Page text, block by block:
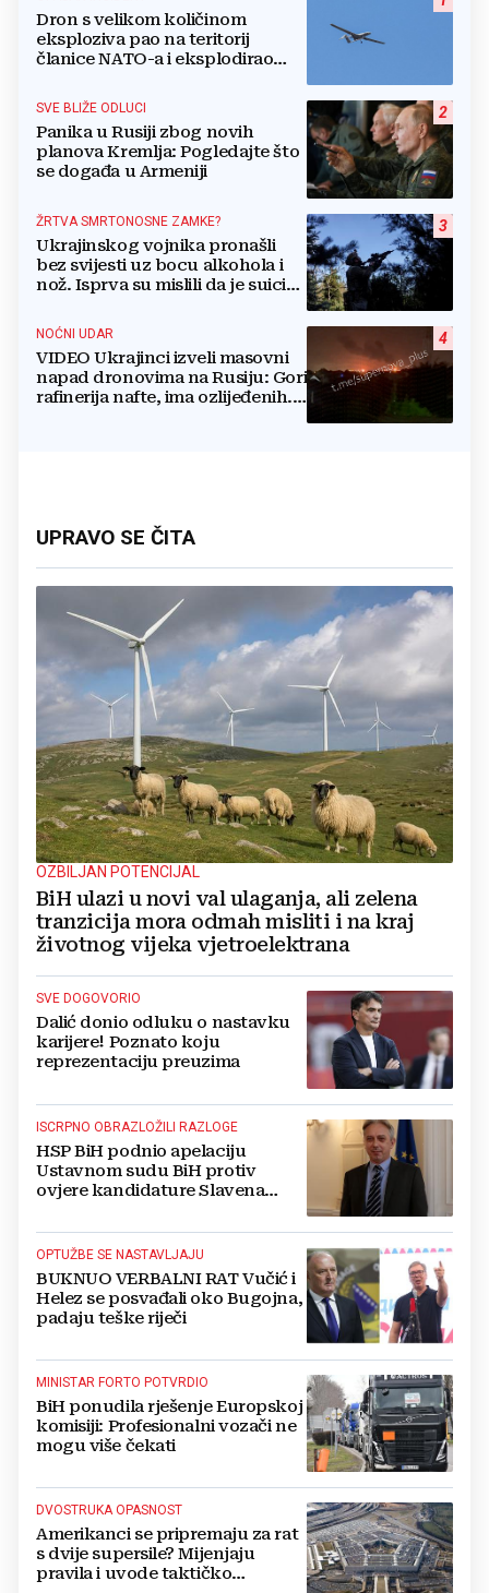
Dron s velikom količinom
eksploziva pao na teritorij
članice NATO-a i eksplodirao
2
SVE BLIŽE ODLUCI
Panika u Rusiji zbog novih
planova Kremlja: Pogledajte što
se događa u Armeniji
3
ŽRTVA SMRTONOSNE ZAMKE?
Ukrajinskog vojnika pronašli
bez svijesti uz bocu alkohola i
nož. Isprva su mislili da je suicid,
4
NOĆNI UDAR
VIDEO Ukrajinci izveli masovni
napad dronovima na Rusiju: Gori
rafinerija nafte, ima ozlijeđenih.
UPRAVO SE ČITA
OZBILJAN POTENCIJAL
BiH ulazi u novi val ulaganja, ali zelena
tranzicija mora odmah misliti i na kraj
životnog vijeka vjetroelektrana
SVE DOGOVORIO
Dalić donio odluku o nastavku
karijere! Poznato koju
reprezentaciju preuzima
ISCRPNO OBRAZLOŽILI RAZLOGE
HSP BiH podnio apelaciju
Ustavnom sudu BiH protiv
ovjere kandidature Slavena
OPTUŽBE SE NASTAVLJAJU
BUKNUO VERBALNI RAT Vučić i
Helez se posvađali oko Bugojna,
padaju teške riječi
MINISTAR FORTO POTVRDIO
BiH ponudila rješenje Europskoj
komisiji: Profesionalni vozači ne
mogu više čekati
DVOSTRUKA OPASNOST
Amerikanci se pripremaju za rat
s dvije supersile? Mijenjaju
pravila i uvode taktičko